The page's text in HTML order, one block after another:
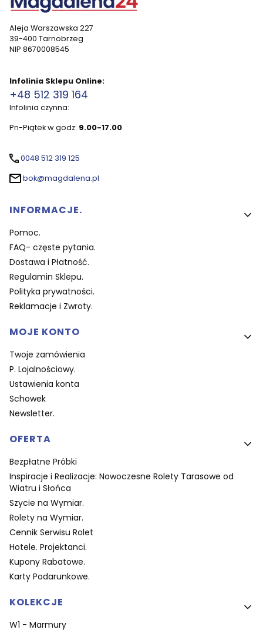
Aleja Warszawska 227
39-400 Tarnobrzeg
NIP 8670008545
Infolinia Sklepu Online:
+48 512 319 164
Infolinia czynna:
Pn-Piątek w godz: 9.00-17.00
0048 512 319 125
bok@magdalena.pl
Linki w stopce
INFORMACJE.
Pomoc.
FAQ- częste pytania.
Dostawa i Płatność.
Regulamin Sklepu.
Polityka prywatności.
Reklamacje i Zwroty.
MOJE KONTO
Twoje zamówienia
P. Lojalnościowy.
Ustawienia konta
Schowek
Newsletter.
OFERTA
Bezpłatne Próbki
Inspiracje i Realizacje: Nowoczesne Rolety Tarasowe od
Wiatru i Słońca
Szycie na Wymiar.
Rolety na Wymiar.
Cennik Serwisu Rolet
Hotele. Projektanci.
Kupony Rabatowe.
Karty Podarunkowe.
KOLEKCJE
W1 - Marmury